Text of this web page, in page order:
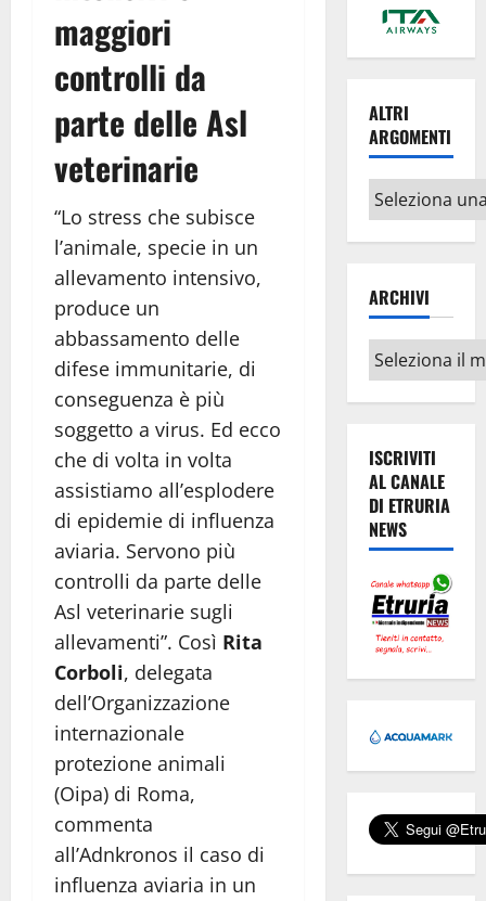
maggiori
controlli da
parte delle Asl
veterinarie
“Lo stress che subisce
l’animale, specie in un
allevamento intensivo,
produce un
abbassamento delle
difese immunitarie, di
conseguenza è più
soggetto a virus. Ed ecco
che di volta in volta
assistiamo all’esplodere
di epidemie di influenza
aviaria. Servono più
controlli da parte delle
Asl veterinarie sugli
allevamenti”. Così Rita
Corboli, delegata
dell’Organizzazione
internazionale
protezione animali
(Oipa) di Roma,
commenta
all’Adnkronos il caso di
influenza aviaria in un
ALTRI
ARGOMENTI
Altri
argomenti
ARCHIVI
Archivi
ISCRIVITI
AL CANALE
DI ETRURIA
NEWS